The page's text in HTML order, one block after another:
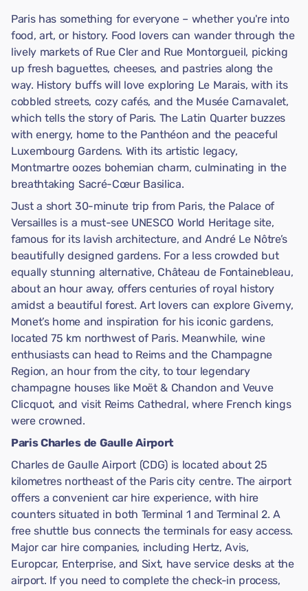
Paris has something for everyone – whether you're into
food, art, or history. Food lovers can wander through the
lively markets of Rue Cler and Rue Montorgueil, picking
up fresh baguettes, cheeses, and pastries along the
way. History buffs will love exploring Le Marais, with its
cobbled streets, cozy cafés, and the Musée Carnavalet,
which tells the story of Paris. The Latin Quarter buzzes
with energy, home to the Panthéon and the peaceful
Luxembourg Gardens. With its artistic legacy,
Montmartre oozes bohemian charm, culminating in the
breathtaking Sacré-Cœur Basilica.
Just a short 30-minute trip from Paris, the Palace of
Versailles is a must-see UNESCO World Heritage site,
famous for its lavish architecture, and André Le Nôtre’s
beautifully designed gardens. For a less crowded but
equally stunning alternative, Château de Fontainebleau,
about an hour away, offers centuries of royal history
amidst a beautiful forest. Art lovers can explore Giverny,
Monet’s home and inspiration for his iconic gardens,
located 75 km northwest of Paris. Meanwhile, wine
enthusiasts can head to Reims and the Champagne
Region, an hour from the city, to tour legendary
champagne houses like Moët & Chandon and Veuve
Clicquot, and visit Reims Cathedral, where French kings
were crowned.
Paris Charles de Gaulle Airport
Charles de Gaulle Airport (CDG) is located about 25
kilometres northeast of the Paris city centre. The airport
offers a convenient car hire experience, with hire
counters situated in both Terminal 1 and Terminal 2. A
free shuttle bus connects the terminals for easy access.
Major car hire companies, including Hertz, Avis,
Europcar, Enterprise, and Sixt, have service desks at the
airport. If you need to complete the check-in process,